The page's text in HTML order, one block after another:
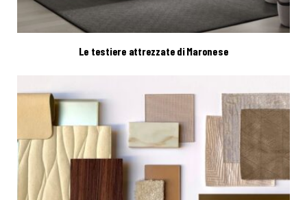
Le testiere attrezzate di Maronese